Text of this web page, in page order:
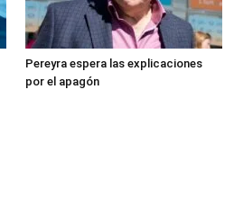
Pereyra espera las explicaciones
por el apagón